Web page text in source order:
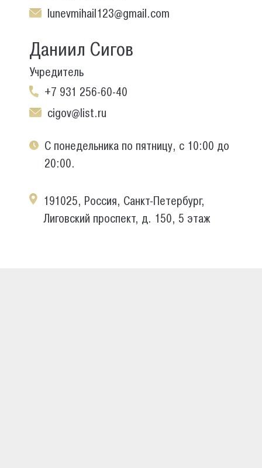
lunevmihail123@gmail.com
Даниил Сигов
Учредитель
+7 931 256-60-40
cigov@list.ru
С понедельника по пятницу, с 10:00 до
20:00.
191025, Россия, Санкт-Петербург,
Лиговский проспект, д. 150, 5 этаж